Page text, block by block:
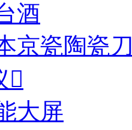
酒
京瓷陶瓷

大屏